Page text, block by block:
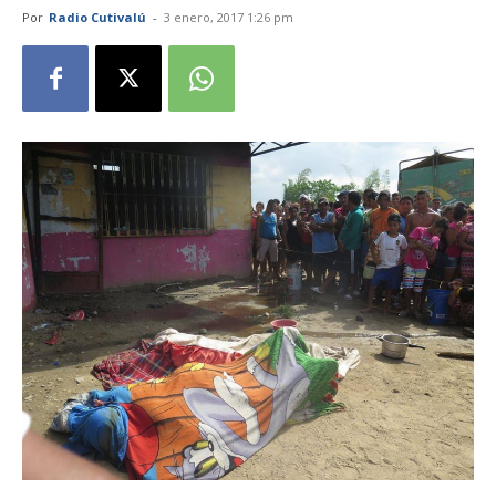
Por Radio Cutivalú - 3 enero, 2017 1:26 pm